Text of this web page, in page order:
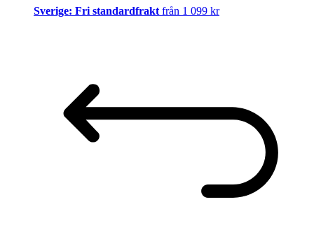
Sverige: Fri standardfrakt från 1 099 kr